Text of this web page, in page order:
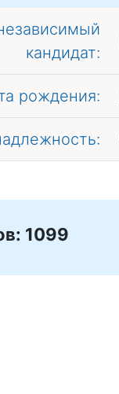
кандидат:
рождения:
1099